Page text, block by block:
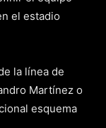
el estadio
la línea de
Martínez o
esquema